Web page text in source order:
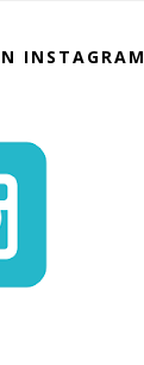
INSTAGRAM